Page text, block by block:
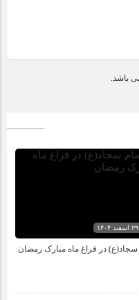
باشد.
سجاد(ع) در فراغ ماه مبارک رمضان